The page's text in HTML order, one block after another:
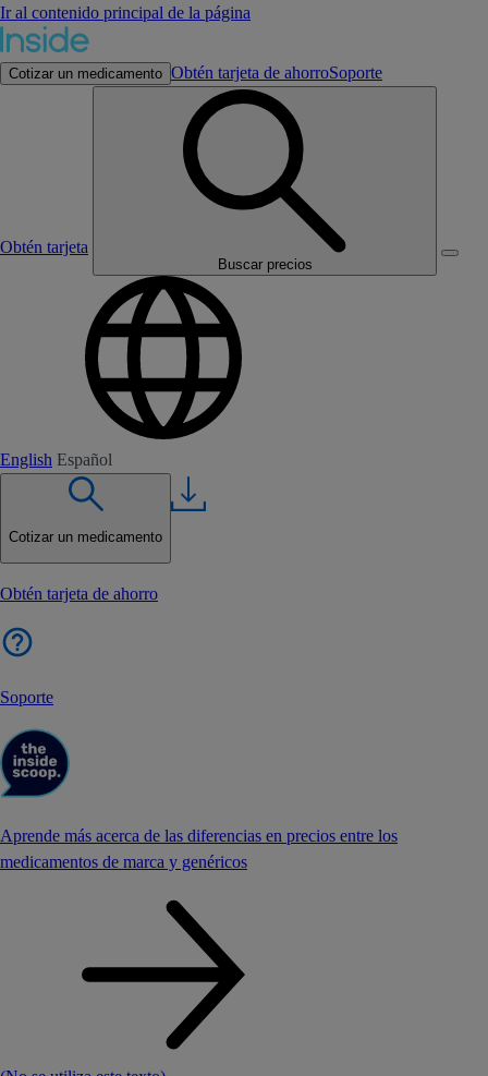
Ir al contenido principal de la página
Cotizar un medicamento Obtén tarjeta de ahorroSoporte
Obtén tarjeta
Buscar precios
English Español
Cotizar un medicamento
Obtén tarjeta de ahorro
Soporte
Aprende más acerca de las diferencias en precios entre los
medicamentos de marca y genéricos